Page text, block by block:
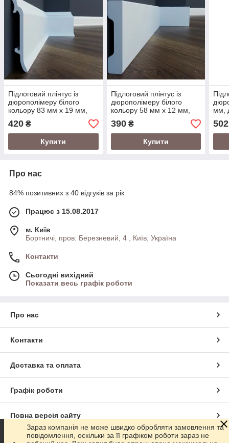
Підлоговий плінтус із
дюрополімеру білого
кольору 83 мм х 19 мм,
LPC-16, довжина 2,44 м.
420 ₴
Купити
Підлоговий плінтус із
дюрополімеру білого
кольору 58 мм х 12 мм,
390₴
Купити
мм,
502
Про нас
84% позитивних з 40 відгуків за рік
Працює з 15.08.2017
м. Київ
Бортничі, пров. Березневий, 4 , Київ, Україна
Контакти
Сьогодні вихідний
Показати весь графік роботи
Про нас
Контакти
Доставка та оплата
Графік роботи
Повна версія сайту
Сайт створено на маркетплейсіProm.ua
Зараз компанія не може швидко обробляти замовлення та
повідомлення, оскільки за її графіком роботи зараз не